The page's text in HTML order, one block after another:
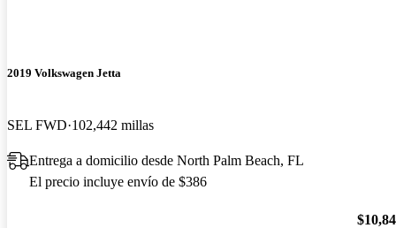
2019 Volkswagen Jetta
SEL FWD 102,442 millas
Entrega a domicilio desde North Palm Beach, FL
El precio incluye envío de $386